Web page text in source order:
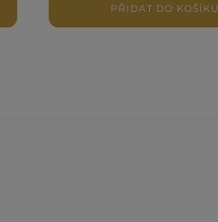
PŘIDAT DO KOŠÍKU